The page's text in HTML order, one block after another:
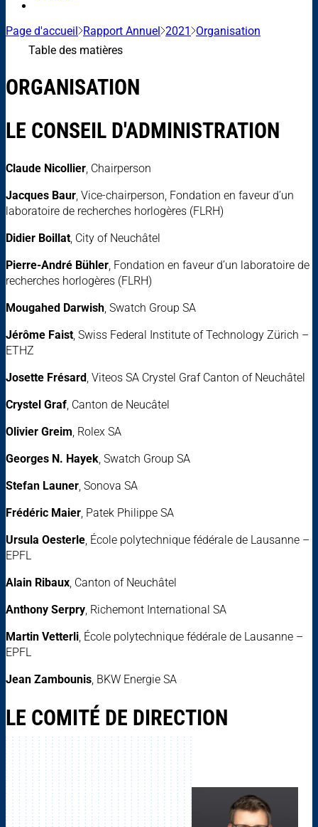
Page d'accueil Rapport Annuel 2021 Organisation
Table des matières
ORGANISATION
LE CONSEIL D'ADMINISTRATION
Claude Nicollier , Chairperson
Jacques Baur , Vice-chairperson, Fondation en faveur d’un
laboratoire de recherches horlogères (FLRH)
Didier Boillat, City of Neuchâtel
Pierre-André Bühler , Fondation en faveur d’un laboratoire de
recherches horlogères (FLRH)
Mougahed Darwish , Swatch Group SA
Jérôme Faist, Swiss Federal Institute of Technology Zürich –
ETHZ
Josette Frésard , Viteos SA Crystel Graf Canton of Neuchâtel
Crystel Graf , Canton de Neucâtel
Olivier Greim , Rolex SA
Georges N. Hayek , Swatch Group SA
Stefan Launer , Sonova SA
Frédéric Maier , Patek Philippe SA
Ursula Oesterle , École polytechnique fédérale de Lausanne –
EPFL
Alain Ribaux , Canton of Neuchâtel
Anthony Serpry , Richemont International SA
Martin Vetterli , École polytechnique fédérale de Lausanne –
EPFL
Jean Zambounis , BKW Energie SA
LE COMITÉ DE DIRECTION